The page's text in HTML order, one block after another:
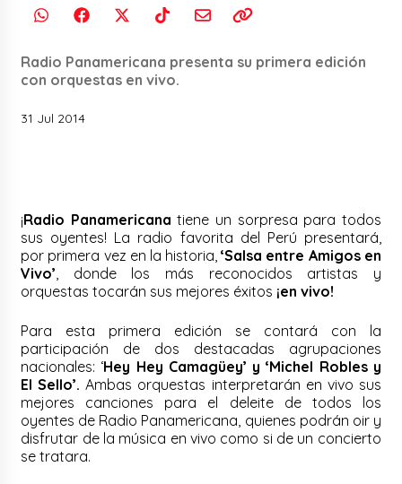
Radio Panamericana presenta su primera edición
con orquestas en vivo.
31 Jul 2014
¡Radio Panamericana tiene un sorpresa para todos
sus oyentes! La radio favorita del Perú presentará,
por primera vez en la historia,‘Salsa entre Amigos en
Vivo’, donde los más reconocidos artistas y
orquestas tocarán sus mejores éxitos ¡en vivo!
Para esta primera edición se contará con la
participación de dos destacadas agrupaciones
nacionales: ‘Hey Hey Camagüey’ y ‘Michel Robles y
El Sello’.Ambas orquestas interpretarán en vivo sus
mejores canciones para el deleite de todos los
oyentes de Radio Panamericana, quienes podrán oir y
disfrutar de la música en vivo como si de un concierto
se tratara.